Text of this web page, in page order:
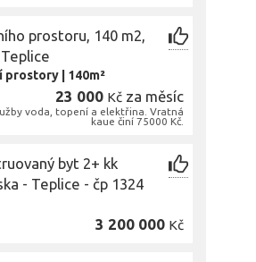
prostoru, 140 m2,
prostory 140m²
23 000 Kč za měsíc
voda, topení a elektřina. Vratná
kaue činí 75000 Kč.
byt 2+ kk
- Teplice - čp 1324
3 200 000 Kč